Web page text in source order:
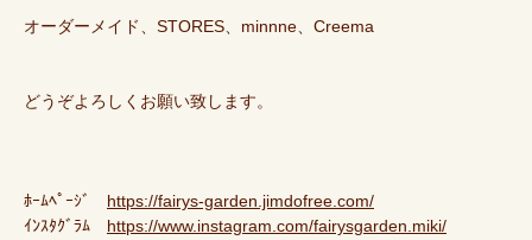
オーダーメイド、STORES、minnne、Creema
どうぞよろしくお願い致します。
ﾎｰﾑﾍﾟｰｼﾞ https://fairys-garden.jimdofree.com/
ｲﾝｽﾀｸﾞﾗﾑ https://www.instagram.com/fairysgarden.miki/